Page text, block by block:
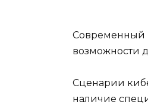
Современный
возможности
Сценарии
наличие